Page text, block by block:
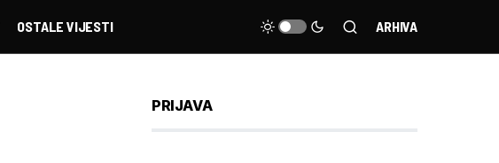
OSTALE VIJESTI ARHIVA
PRIJAVA